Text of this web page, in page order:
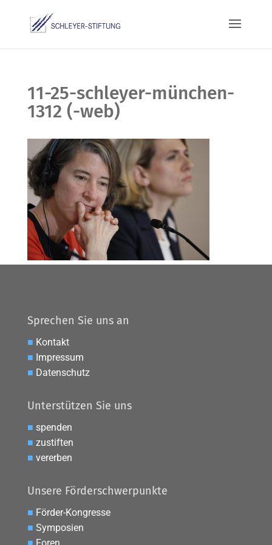
11-25-schleyer-münchen-
1312 (-web)
Sprechen Sie uns an
■ Kontakt
■ Impressum
■ Datenschutz
Unterstützen Sie uns
■ spenden
■ zustiften
■ vererben
Unsere Förderschwerpunkte
■ Förder-Kongresse
■ Symposien